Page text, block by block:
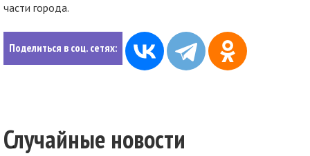
части города.
Поделиться в соц. сетях:
Случайные новости